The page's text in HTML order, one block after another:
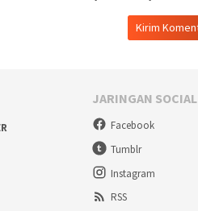
JARINGAN SOCIAL
Facebook
Tumblr
Instagram
RSS